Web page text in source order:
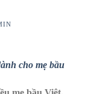
cho mẹ bầu